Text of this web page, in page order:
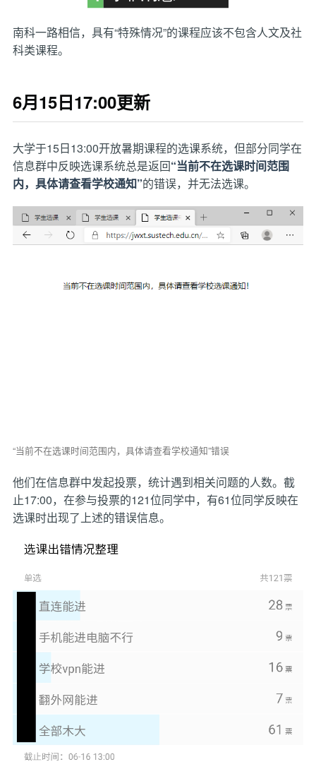
南科一路相信，具有“特殊情况”的课程应该不包含人文及社
科类课程。
6月15日17:00更新
大学于15日13:00开放暑期课程的选课系统，但部分同学在
信息群中反映选课系统总是返回“当前不在选课时间范围
内，具体请查看学校通知”的错误，并无法选课。
“当前不在选课时间范围内，具体请查看学校通知”错误
他们在信息群中发起投票，统计遇到相关问题的人数。截
止17:00，在参与投票的121位同学中，有61位同学反映在
选课时出现了上述的错误信息。